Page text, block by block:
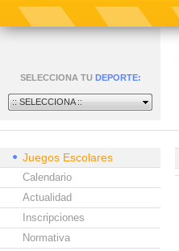
SELECCIONA TU DEPORTE:
:: SELECCIONA ::
Juegos Escolares
Calendario
Actualidad
Inscripciones
Normativa